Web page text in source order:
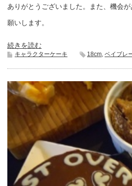
ありがとうございました。また、機会
願いします。
続きを読む
キャラクターケーキ 18cm, ベイブレ